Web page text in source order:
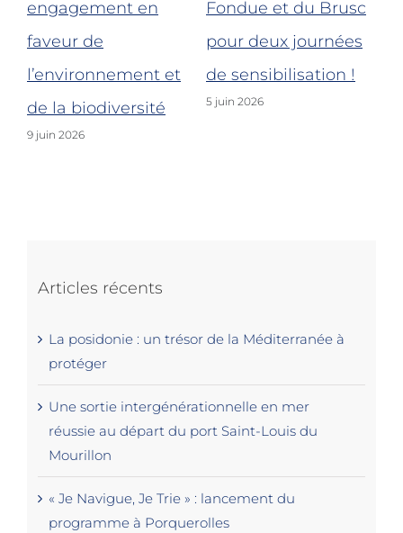
engagement en
faveur de
l’environnement et
de la biodiversité
9 juin 2026
Fondue et du Brusc
pour deux journées
de sensibilisation !
5 juin 2026
Articles récents
La posidonie : un trésor de la Méditerranée à
protéger
Une sortie intergénérationnelle en mer
réussie au départ du port Saint-Louis du
Mourillon
« Je Navigue, Je Trie » : lancement du
programme à Porquerolles